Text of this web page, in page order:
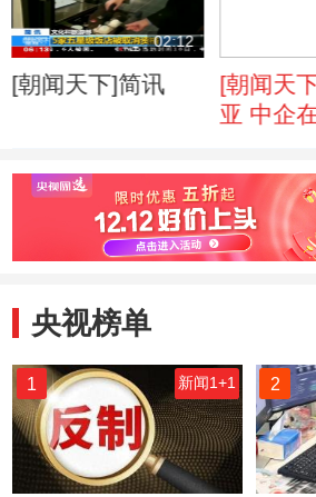
02:12
[朝闻天下]简讯
[朝闻天
亚 中企
车 塞副
年的愿
了
央视榜单
1 新闻1+1 2